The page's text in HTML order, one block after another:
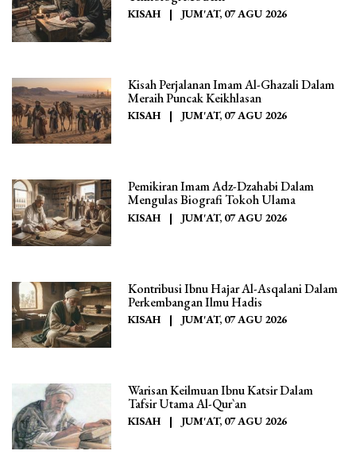
KISAH | JUM'AT, 07 AGU 2026
Kisah Perjalanan Imam Al-Ghazali Dalam
Meraih Puncak Keikhlasan
KISAH | JUM'AT, 07 AGU 2026
Pemikiran Imam Adz-Dzahabi Dalam
Mengulas Biografi Tokoh Ulama
KISAH | JUM'AT, 07 AGU 2026
Kontribusi Ibnu Hajar Al-Asqalani Dalam
Perkembangan Ilmu Hadis
KISAH | JUM'AT, 07 AGU 2026
Warisan Keilmuan Ibnu Katsir Dalam
Tafsir Utama Al-Qur`an
KISAH | JUM'AT, 07 AGU 2026